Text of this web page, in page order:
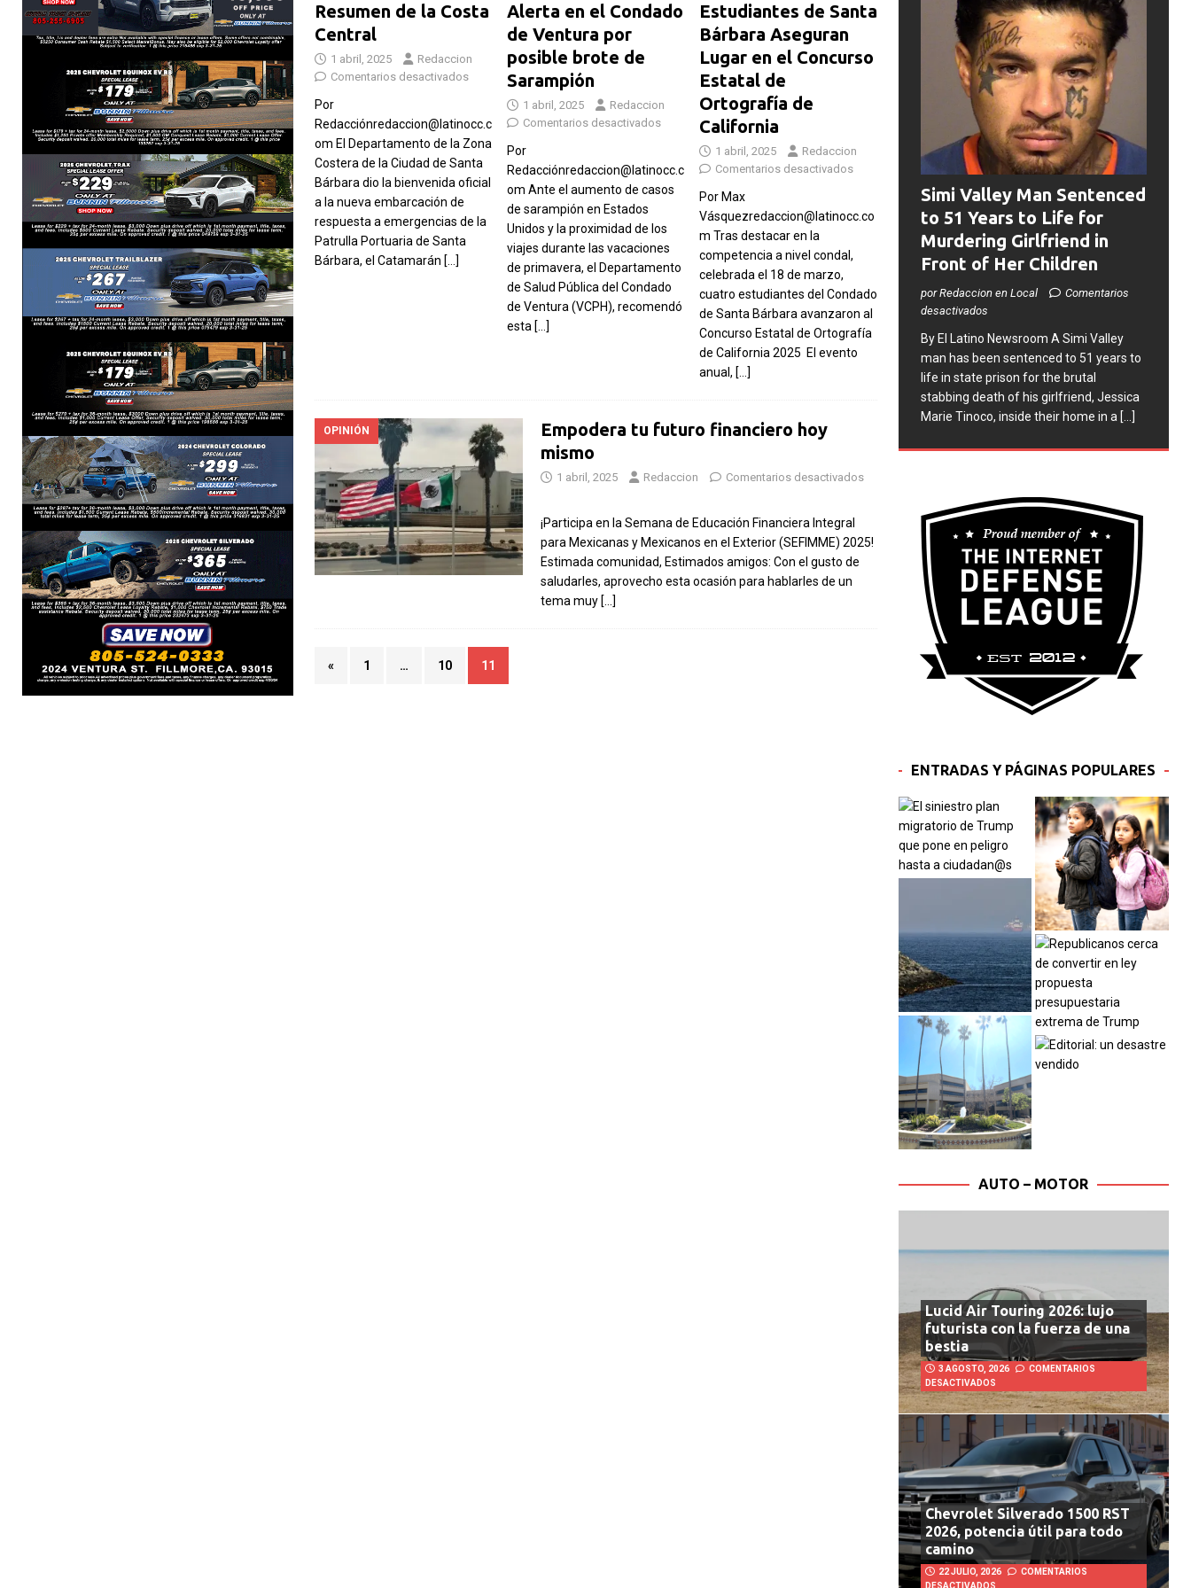
Resumen de la Costa
Central
1 abril, 2025
Redaccion
Comentarios desactivados
Por
Redacciónredaccion@latinocc.c
om El Departamento de la Zona
Costera de la Ciudad de Santa
Bárbara dio la bienvenida oficial
a la nueva embarcación de
respuesta a emergencias de la
Patrulla Portuaria de Santa
Bárbara, el Catamarán […]
Alerta en el Condado
de Ventura por
posible brote de
Sarampión
1 abril, 2025
Redaccion
Comentarios desactivados
Por
Redacciónredaccion@latinocc.c
om Ante el aumento de casos
de sarampión en Estados
Unidos y la proximidad de los
viajes durante las vacaciones
de primavera, el Departamento
de Salud Pública del Condado
de Ventura (VCPH), recomendó
esta […]
Estudiantes de Santa
Bárbara Aseguran
Lugar en el Concurso
Estatal de
Ortografía de
California
1 abril, 2025
Redaccion
Comentarios desactivados
Por Max
Vásquezredaccion@latinocc.co
m Tras destacar en la
competencia a nivel condal,
celebrada el 18 de marzo,
cuatro estudiantes del Condado
de Santa Bárbara avanzaron al
Concurso Estatal de Ortografía
de California 2025 El evento
anual, […]
OPINIÓN
Empodera tu futuro financiero hoy
mismo
1 abril, 2025 Redaccion Comentarios desactivados
¡Participa en la Semana de Educación Financiera Integral
para Mexicanas y Mexicanos en el Exterior (SEFIMME) 2025!
Estimada comunidad, Estimados amigos: Con el gusto de
saludarles, aprovecho esta ocasión para hablarles de un
tema muy […]
« 1 … 10 11
Simi Valley Man Sentenced
to 51 Years to Life for
Murdering Girlfriend in
Front of Her Children
por Redaccion en Local
Comentarios
desactivados
​By El Latino Newsroom ​A Simi Valley
man has been sentenced to 51 years to
life in state prison for the brutal
stabbing death of his girlfriend, Jessica
Marie Tinoco, inside their home in a [...]
ENTRADAS Y PÁGINAS POPULARES
AUTO – MOTOR
Lucid Air Touring 2026: lujo
futurista con la fuerza de una
bestia
3 AGOSTO, 2026
COMENTARIOS
DESACTIVADOS
Chevrolet Silverado 1500 RST
2026, potencia útil para todo
camino
22 JULIO, 2026
COMENTARIOS
DESACTIVADOS